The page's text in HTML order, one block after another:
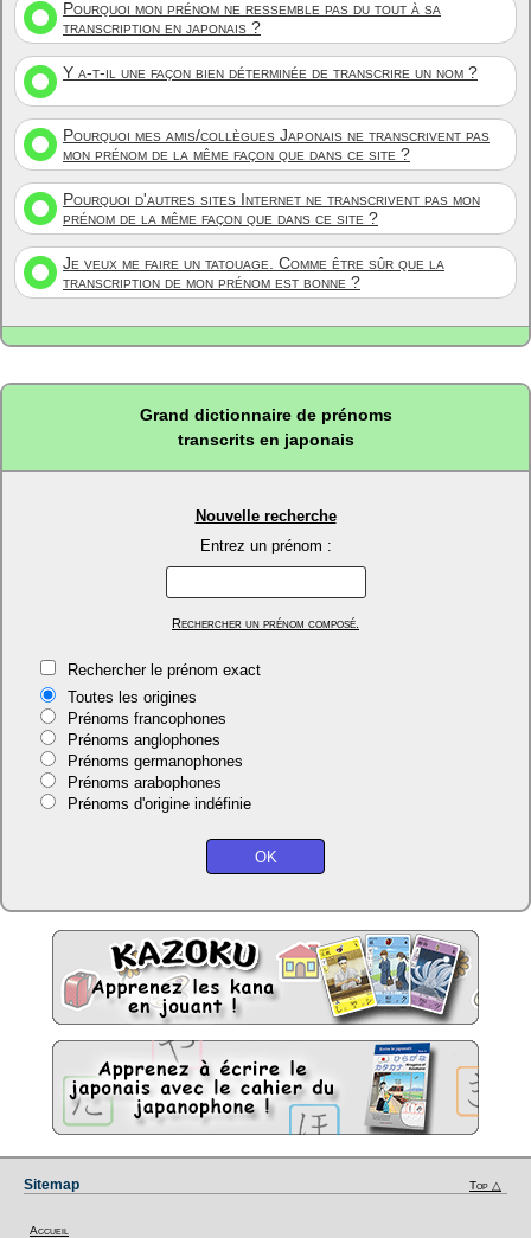
Pourquoi mon prénom ne ressemble pas du tout à sa
transcription en japonais ?
Y a-t-il une façon bien déterminée de transcrire un nom ?
Pourquoi mes amis/collègues Japonais ne transcrivent pas
mon prénom de la même façon que dans ce site ?
Pourquoi d'autres sites Internet ne transcrivent pas mon
prénom de la même façon que dans ce site ?
Je veux me faire un tatouage. Comme être sûr que la
transcription de mon prénom est bonne ?
Grand dictionnaire de prénoms
transcrits en japonais
Nouvelle recherche
Entrez un prénom :
Rechercher un prénom composé.
Rechercher le prénom exact
Toutes les origines
Prénoms francophones
Prénoms anglophones
Prénoms germanophones
Prénoms arabophones
Prénoms d'origine indéfinie
Sitemap Top △
Accueil